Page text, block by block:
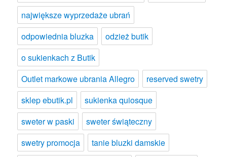
największe wyprzedaże ubrań
odpowiednia bluzka
odzież butik
o sukienkach z Butik
Outlet markowe ubrania Allegro
reserved swetry
sklep ebutik.pl
sukienka quiosque
sweter w paski
sweter świąteczny
swetry promocja
tanie bluzki damskie